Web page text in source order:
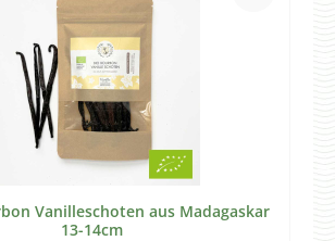
Vanilleschoten aus Madagaskar
13-14cm